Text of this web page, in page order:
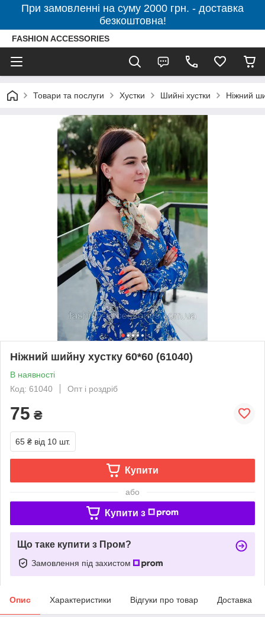
При замовленні на суму 2000 грн. - доставка
безкоштовна!
FASHION ACCESSORIES
Товари та послуги Хустки Шийні хустки Ніжний
Ніжний шийну хустку 60*60 (61040)
В наявності
Код: 61040
Опт і роздріб
75 ₴
65 ₴ від 10 шт.
Купити
або
Купити з
Що таке купити з Пром?
Замовлення під захистом
Опис Характеристики Відгуки про товар Доставка